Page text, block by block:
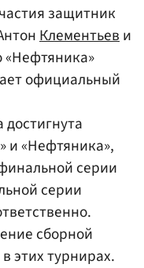
защитник
Клементьеви
«Нефтяника»
официальный
и «Нефтяника»,
серии
серии
сборной
этих турнирах.